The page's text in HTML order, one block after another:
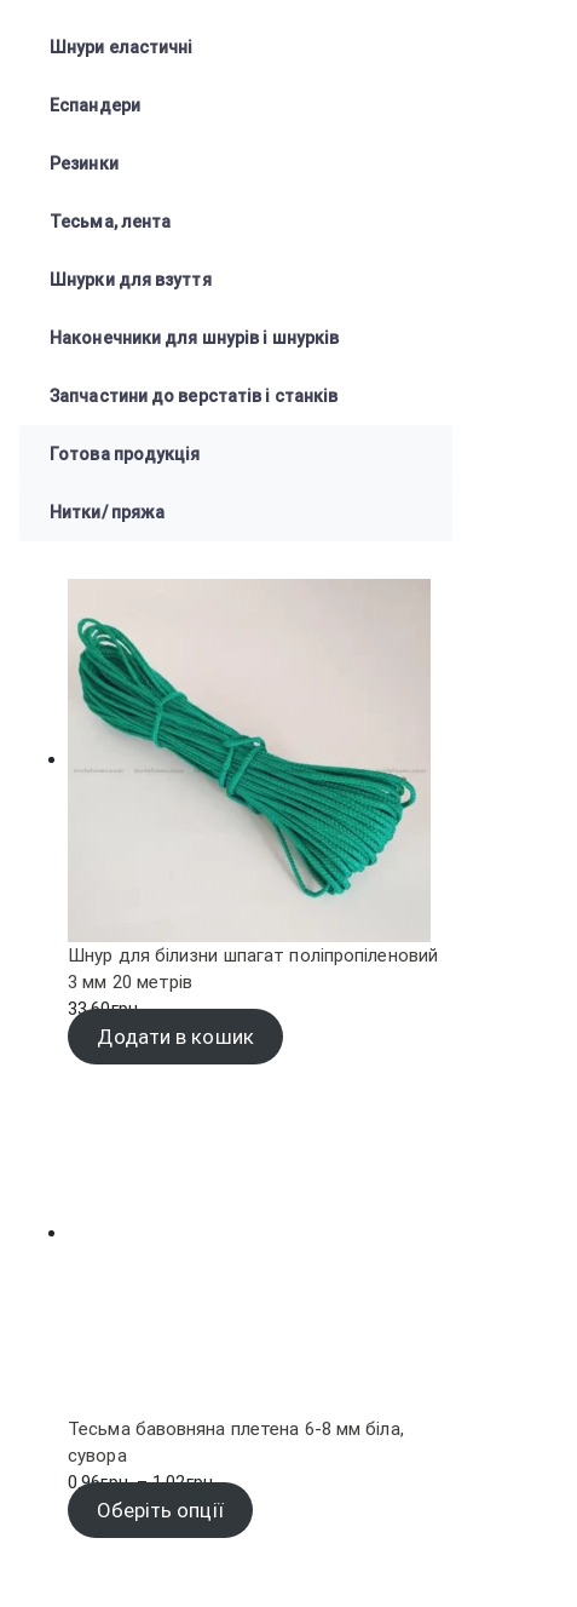
Шнури еластичні
Еспандери
Резинки
Тесьма, лента
Шнурки для взуття
Наконечники для шнурів і шнурків
Запчастини до верстатів і станків
Готова продукція
Нитки/ пряжа
Шнур для білизни шпагат поліпропіленовий
3 мм 20 метрів
33.60грн.
Додати в кошик
Тесьма бавовняна плетена 6-8 мм біла,
сувора
0.96грн. – 1.02грн.Діапазон
цін:
від
Оберіть опції